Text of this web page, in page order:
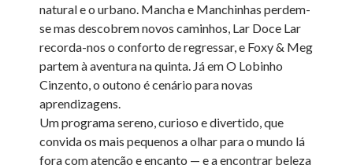
natural e o urbano. Mancha e Manchinhas perdem-
se mas descobrem novos caminhos, Lar Doce Lar
recorda-nos o conforto de regressar, e Foxy & Meg
partem à aventura na quinta. Já em O Lobinho
Cinzento, o outono é cenário para novas
aprendizagens.
Um programa sereno, curioso e divertido, que
convida os mais pequenos a olhar para o mundo lá
fora com atenção e encanto — e a encontrar beleza